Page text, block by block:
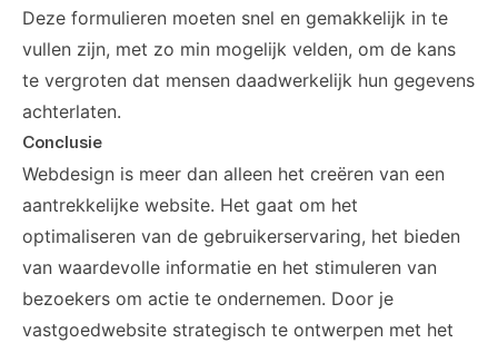
Deze formulieren moeten snel en gemakkelijk in te
vullen zijn, met zo min mogelijk velden, om de kans
te vergroten dat mensen daadwerkelijk hun gegevens
achterlaten.
Conclusie
Webdesign is meer dan alleen het creëren van een
aantrekkelijke website. Het gaat om het
optimaliseren van de gebruikerservaring, het bieden
van waardevolle informatie en het stimuleren van
bezoekers om actie te ondernemen. Door je
vastgoedwebsite strategisch te ontwerpen met het